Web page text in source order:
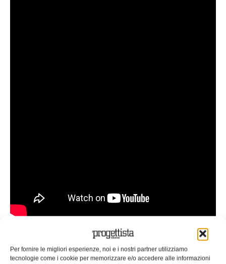
Per fornire le migliori esperienze, noi e i nostri partner utilizziamo
tecnologie come i cookie per memorizzare e/o accedere alle informazioni
Iphone maker
open source
orologio
prototipazione Spira
EDICOLA WEB